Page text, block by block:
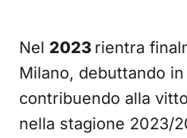
Nel 2023 rientra
Milano, debuttando
contribuendo alla
nella stagione 2023/